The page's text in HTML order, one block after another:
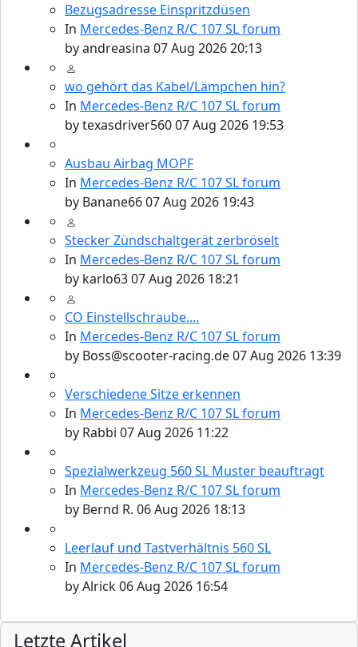
Bezugsadresse Einspritzdüsen
In Mercedes-Benz R/C 107 SL forum
byandreasina 07 Aug 2026 20:13
wo gehört das Kabel/Lämpchen hin?
In Mercedes-Benz R/C 107 SL forum
bytexasdriver56007 Aug 2026 19:53
Ausbau Airbag MOPF
In Mercedes-Benz R/C 107 SL forum
by Banane6607 Aug 2026 19:43
Stecker Zündschaltgerät zerbröselt
In Mercedes-Benz R/C 107 SL forum
by karlo6307 Aug 2026 18:21
CO Einstellschraube....
In Mercedes-Benz R/C 107 SL forum
by Boss@scooter-racing.de07 Aug 2026 13:39
Verschiedene Sitze erkennen
In Mercedes-Benz R/C 107 SL forum
by Rabbi 07 Aug 2026 11:22
Spezialwerkzeug 560 SL Muster beauftragt
In Mercedes-Benz R/C 107 SL forum
by Bernd R. 06 Aug 2026 18:13
Leerlauf und Tastverhältnis 560 SL
In Mercedes-Benz R/C 107 SL forum
byAlrick06 Aug 2026 16:54
Letzte Artikel